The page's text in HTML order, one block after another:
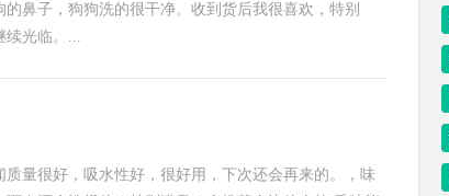
鼻子，狗狗洗的很干净。收到货后我很喜欢，特别
续光临。...
量很好，吸水性好，很好用，下次还会再来的。，味